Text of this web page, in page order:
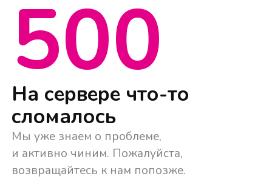
500
На сервере что-то
сломалось
Мы уже знаем о проблеме,
и активно чиним. Пожалуйста,
возвращайтесь к нам попозже.